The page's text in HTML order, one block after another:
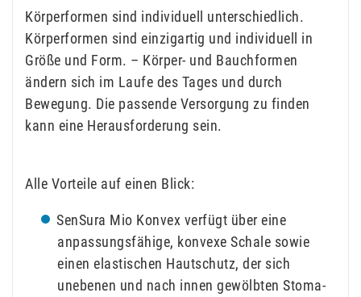
Körperformen sind individuell unterschiedlich.
Körperformen sind einzigartig und individuell in
Größe und Form. – Körper- und Bauchformen
ändern sich im Laufe des Tages und durch
Bewegung. Die passende Versorgung zu finden
kann eine Herausforderung sein.
Alle Vorteile auf einen Blick:
SenSura Mio Konvex verfügt über eine
anpassungsfähige, konvexe Schale sowie
einen elastischen Hautschutz, der sich
unebenen und nach innen gewölbten Stoma-